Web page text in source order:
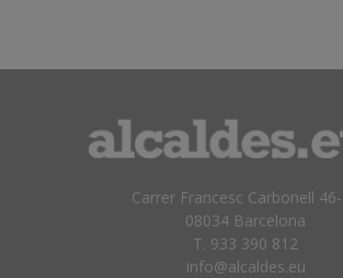
Carrer Francesc Carbonell
08034 Barcelona
T. 933 390 812
info@alcaldes.eu